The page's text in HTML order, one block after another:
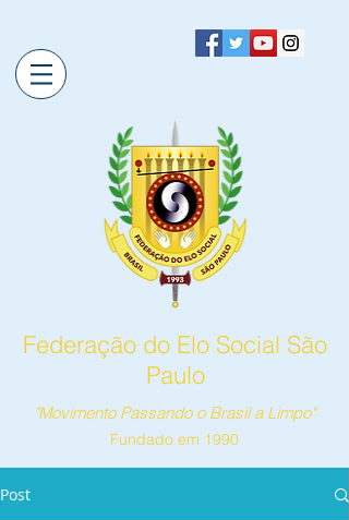
Federação do Elo Social São
Paulo
"Movimento Passando o Brasil a Limpo"
Fundado em 1990
Post